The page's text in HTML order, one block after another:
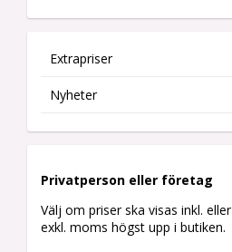
Extrapriser
Nyheter
Privatperson eller företag
Välj om priser ska visas inkl. eller
exkl. moms högst upp i butiken.